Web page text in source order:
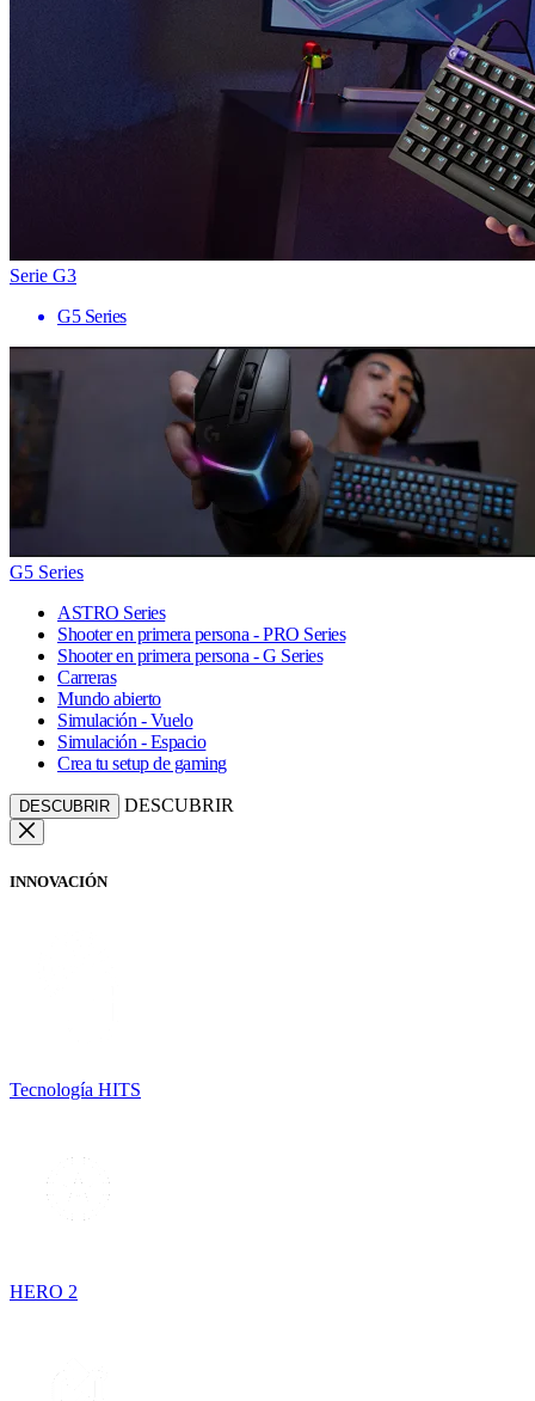
Serie G3
G5 Series
G5 Series
ASTRO Series
Shooter en primera persona - PRO Series
Shooter en primera persona - G Series
Carreras
Mundo abierto
Simulación - Vuelo
Simulación - Espacio
Crea tu setup de gaming
DESCUBRIR DESCUBRIR
INNOVACIÓN
Tecnología HITS
HERO 2